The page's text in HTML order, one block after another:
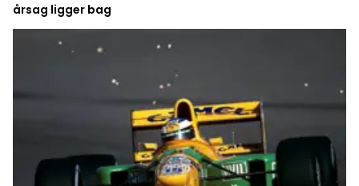
årsag ligger bag